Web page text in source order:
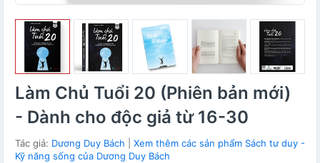
Làm Chủ Tuổi 20 (Phiên bản mới)
- Dành cho độc giả từ 16-30
Tác giả: Dương Duy Bách
Xem thêm các sản phẩm Sách tư duy -
Kỹ năng sống của Dương Duy Bách